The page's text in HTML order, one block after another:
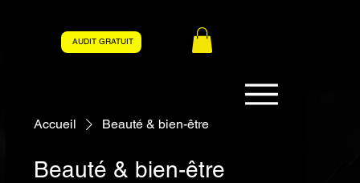
AUDIT GRATUIT
Accueil Beauté & bien-être
Beauté & bien-être